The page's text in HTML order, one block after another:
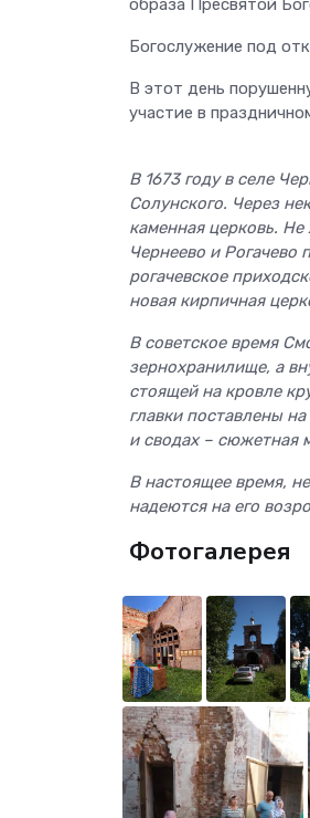
образа Пресвятой
Богослужение под
В этот день
участие в
В 1673 году в селе
Солунского. Через
каменная церковь.
Чернеево и Рогачево
рогачевское
новая кирпичная
В советское время
зернохранилище, а
стоящей на кровле
главки поставлены
и сводах – сюжетная
В настоящее время,
надеются на его
Фотогалерея